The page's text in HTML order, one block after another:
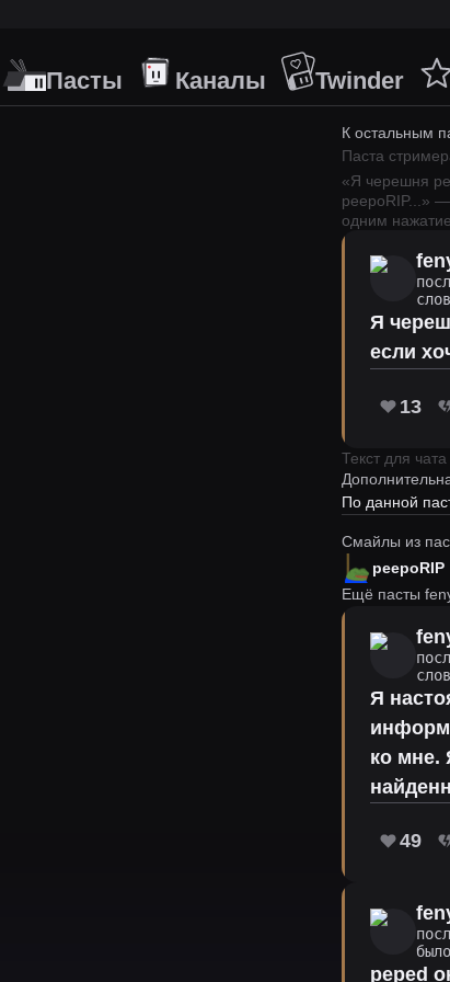
Пасты Каналы Twinder
К остальным
Паста
«Я черешня
peepoRIP... » —
одним
слов
Я
󠀀если
13
Текст для
По данной
Смайлы из
peepoRIP
Ещё пасты
слов
Я
ко мне.
49
peped